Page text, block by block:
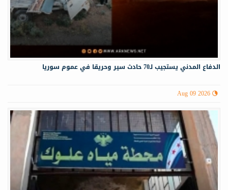
الدفاع المدني يستجيب لـ70 حادث سير وحريقا في عموم سوريا
Aug 09 2026